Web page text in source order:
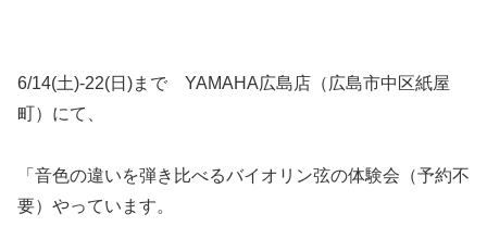
6/14(土)-22(日)まで YAMAHA広島店（広島市中区紙屋
町）にて、
「音色の違いを弾き比べるバイオリン弦の体験会（予約不
要）やっています。